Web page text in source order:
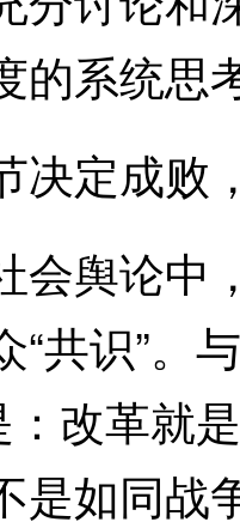
的系统思
定成败
舆论中
“共识”。
：改革就
是如同战